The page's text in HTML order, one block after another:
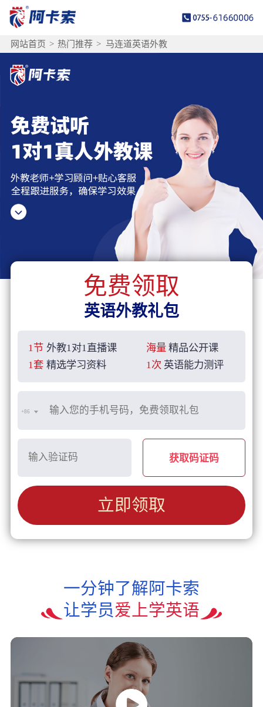
网站首页 > 热门推荐 > 马连道英语外教
免费领取
英语外教礼包
1节 外教1对1直播课 海量 精品公开课
1套 精选学习资料 1次 英语能力测评
+86
获取码证码
立即领取
一分钟了解阿卡索
让学员爱上学英语